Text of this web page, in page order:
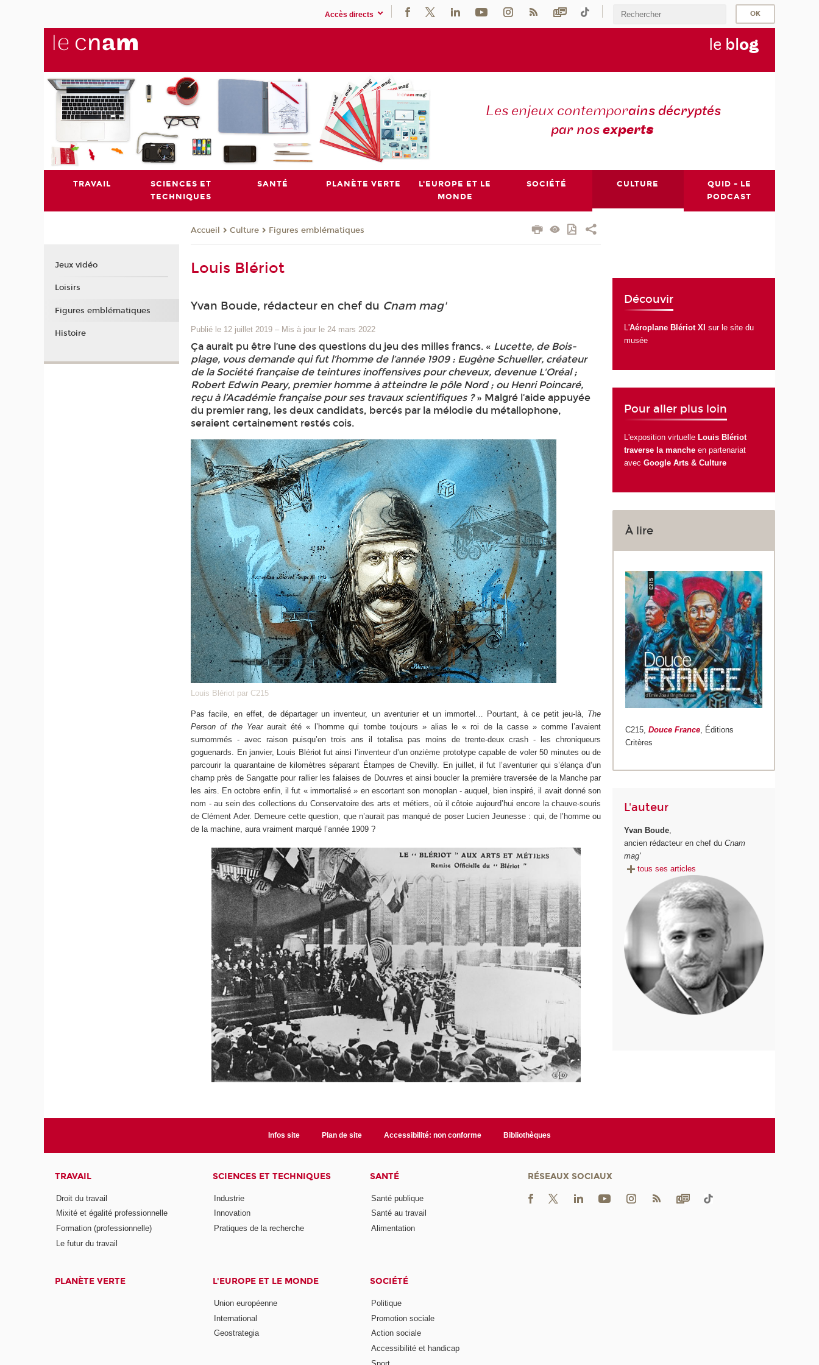
Accès directs
le blog
Les enjeux contemporains décryptés
par nosexperts
TRAVAIL
SCIENCES ET
TECHNIQUES
SANTÉ PLANÈTE VERTE
L'EUROPE ET LE
MONDE
SOCIÉTÉ CULTURE
QUID - LE
PODCAST
Accueil Culture Figures emblématiques
Louis Blériot
Yvan Boude, rédacteur en chef du Cnam mag'
Publié le 12 juillet 2019 – Mis à jour le 24 mars 2022
Ça aurait pu être l’une des questions du jeu des milles francs. « Lucette, de Bois-
plage, vous demande qui fut l’homme de l’année 1909 : Eugène Schueller, créateur
de la Société française de teintures inoffensives pour cheveux, devenue L'Oréal ;
Robert Edwin Peary, premier homme à atteindre le pôle Nord ; ou Henri Poincaré,
reçu à l’Académie française pour ses travaux scientifiques ?» Malgré l’aide appuyée
du premier rang, les deux candidats, bercés par la mélodie du métallophone,
seraient certainement restés cois.
Louis Blériot par C215
Pas facile, en effet, de départager un inventeur, un aventurier et un immortel… Pourtant, à ce petit jeu-là, The
Person of the Yearaurait été « l’homme qui tombe toujours » alias le « roi de la casse » comme l’avaient
surnommés - avec raison puisqu’en trois ans il totalisa pas moins de trente-deux crash - les chroniqueurs
goguenards. En janvier, Louis Blériot fut ainsi l’inventeur d’un onzième prototype capable de voler 50 minutes ou de
parcourir la quarantaine de kilomètres séparant Étampes de Chevilly. En juillet, il fut l’aventurier qui s’élança d’un
champ près de Sangatte pour rallier les falaises de Douvres et ainsi boucler la première traversée de la Manche par
les airs. En octobre enfin, il fut « immortalisé » en escortant son monoplan - auquel, bien inspiré, il avait donné son
nom - au sein des collections du Conservatoire des arts et métiers, où il côtoie aujourd’hui encore la chauve-souris
de Clément Ader. Demeure cette question, que n’aurait pas manqué de poser Lucien Jeunesse : qui, de l’homme ou
de la machine, aura vraiment marqué l’année 1909 ?
Découvir
L'Aéroplane Blériot XI sur le site du
musée
Pour aller plus loin
L'exposition virtuelleLouis Blériot
traverse la manche en partenariat
avecGoogle Arts & Culture
À lire
C215,Douce France, Éditions
Critères
L'auteur
Yvan Boude,
ancien rédacteur en chef duCnam
mag'
tous ses articles
Jeux vidéo
Loisirs
Figures emblématiques
Histoire
Infos site Plan de site Accessibilité: non conforme Bibliothèques
TRAVAIL
Droit du travail
Mixité et égalité professionnelle
Formation (professionnelle)
Le futur du travail
SCIENCES ET TECHNIQUES
Industrie
Innovation
Pratiques de la recherche
SANTÉ
Santé publique
Santé au travail
Alimentation
PLANÈTE VERTE L'EUROPE ET LE MONDE
Union européenne
International
Geostrategia
SOCIÉTÉ
Politique
Promotion sociale
Action sociale
Accessibilité et handicap
RÉSEAUX SOCIAUX